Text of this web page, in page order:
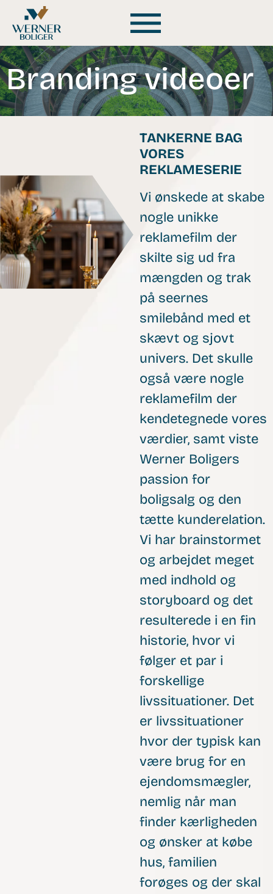
Branding videoer
TANKERNE BAG
VORES
REKLAMESERIE
Vi ønskede at skabe
nogle unikke
reklamefilm der
skilte sig ud fra
mængden og trak
på seernes
smilebånd med et
skævt og sjovt
univers. Det skulle
også være nogle
reklamefilm der
kendetegnede vores
værdier, samt viste
Werner Boligers
passion for
boligsalg og den
tætte kunderelation.
Vi har brainstormet
og arbejdet meget
med indhold og
storyboard og det
resulterede i en fin
historie, hvor vi
følger et par i
forskellige
livssituationer. Det
er livssituationer
hvor der typisk kan
være brug for en
ejendomsmægler,
nemlig når man
finder kærligheden
og ønsker at købe
hus, familien
forøges og der skal